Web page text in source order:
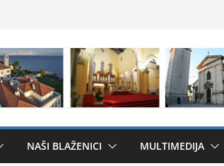
NAŠI BLAŽENICI MULTIMEDIJA